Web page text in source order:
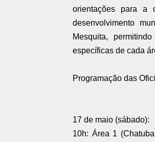
orientações para a
desenvolvimento
Mesquita,
específicas de cada
Programação das
17 de maio (sábado):
10h: Área 1